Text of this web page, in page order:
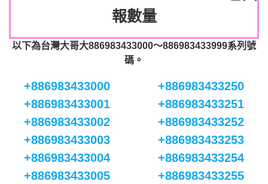
報數量
以下為台灣大哥大886983433000～886983433999系列號
碼。
+886983433000
+886983433001
+886983433002
+886983433003
+886983433004
+886983433005
+886983433250
+886983433251
+886983433252
+886983433253
+886983433254
+886983433255